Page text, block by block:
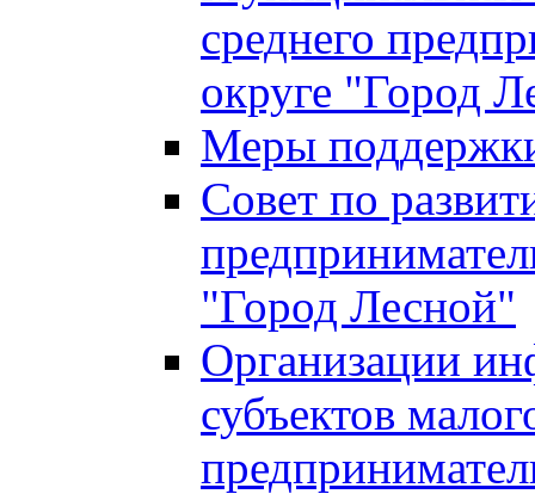
среднего
округе "Город
Меры
Совет по
"Город Лесной"
Организации
субъектов